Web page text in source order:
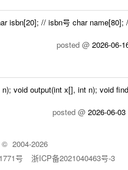
isbn[20]; // isbn号 char
posted @ 2026-06-
void output(int x[], int n); void
posted @ 2026-06-
© 2004-2026
号
浙ICP备2021040463号-3